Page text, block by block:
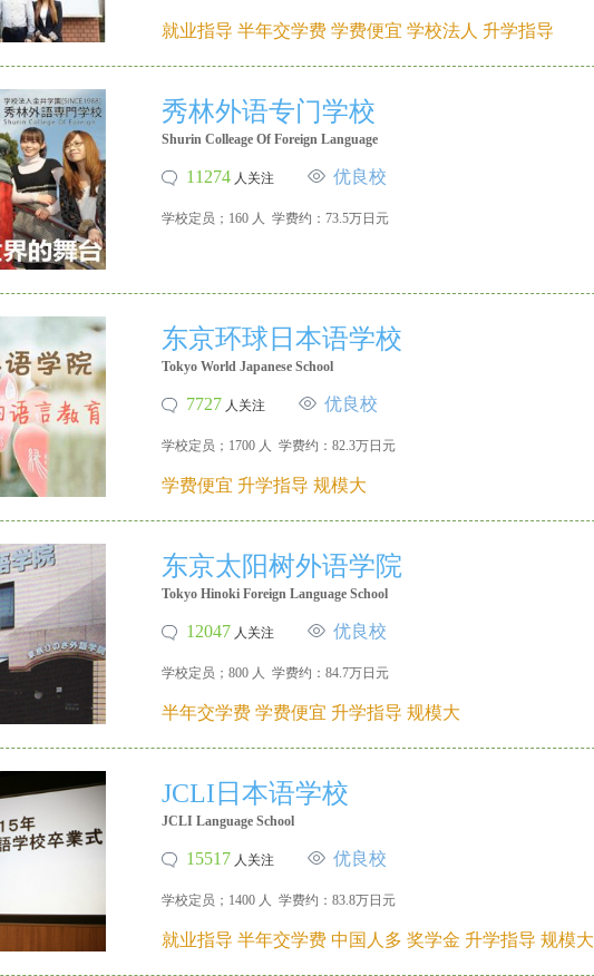
就业指导 半年交学费 学费便宜 学校法人 升学指导
秀林外语专门学校
Shurin Colleage Of Foreign Language
11274 人关注 优良校
学校定员；160 人 学费约：73.5万日元
东京环球日本语学校
Tokyo World Japanese School
7727 人关注 优良校
学校定员；1700 人 学费约：82.3万日元
学费便宜 升学指导 规模大
东京太阳树外语学院
Tokyo Hinoki Foreign Language School
12047 人关注 优良校
学校定员；800 人 学费约：84.7万日元
半年交学费 学费便宜 升学指导 规模大
JCLI日本语学校
JCLI Language School
15517 人关注 优良校
学校定员；1400 人 学费约：83.8万日元
就业指导 半年交学费 中国人多 奖学金 升学指导 规模大